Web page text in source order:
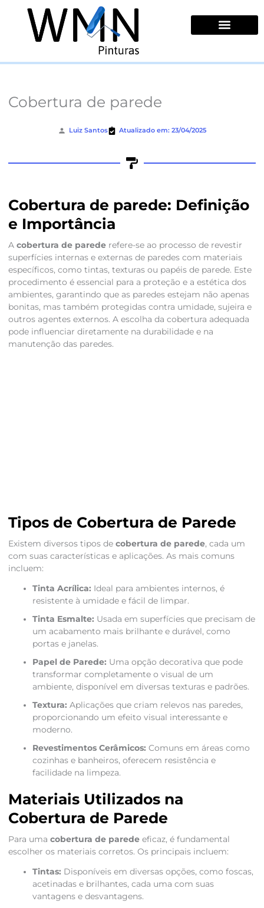
conteúdo
Cobertura de parede
Luiz Santos Atualizado em: 23/04/2025
Cobertura de parede: Definição
e Importância
A cobertura de parederefere-se ao processo de revestir
superfícies internas e externas de paredes com materiais
específicos, como tintas, texturas ou papéis de parede. Este
procedimento é essencial para a proteção e a estética dos
ambientes, garantindo que as paredes estejam não apenas
bonitas, mas também protegidas contra umidade, sujeira e
outros agentes externos. A escolha da cobertura adequada
pode influenciar diretamente na durabilidade e na
manutenção das paredes.
Tipos de Cobertura de Parede
Existem diversos tipos de cobertura de parede, cada um
com suas características e aplicações. As mais comuns
incluem:
Tinta Acrílica: Ideal para ambientes internos, é
resistente à umidade e fácil de limpar.
Tinta Esmalte: Usada em superfícies que precisam de
um acabamento mais brilhante e durável, como
portas e janelas.
Papel de Parede: Uma opção decorativa que pode
transformar completamente o visual de um
ambiente, disponível em diversas texturas e padrões.
Textura: Aplicações que criam relevos nas paredes,
proporcionando um efeito visual interessante e
moderno.
Revestimentos Cerâmicos: Comuns em áreas como
cozinhas e banheiros, oferecem resistência e
facilidade na limpeza.
Materiais Utilizados na
Cobertura de Parede
Para uma cobertura de paredeeficaz, é fundamental
escolher os materiais corretos. Os principais incluem:
Tintas: Disponíveis em diversas opções, como foscas,
acetinadas e brilhantes, cada uma com suas
vantagens e desvantagens.